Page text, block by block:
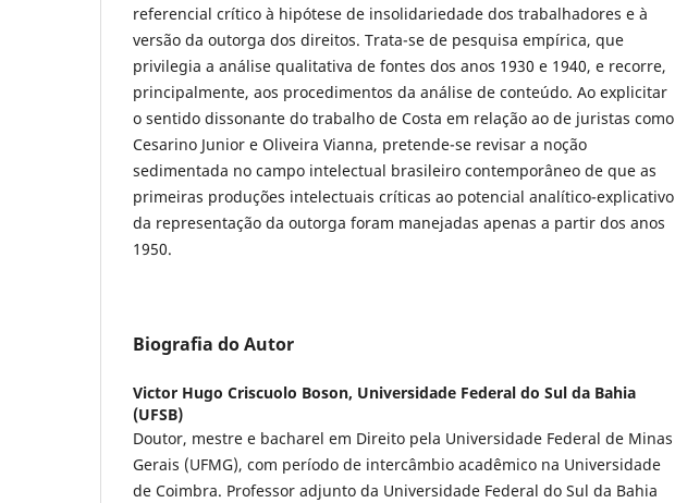
referencial crítico à hipótese de insolidariedade dos trabalhadores e à
versão da outorga dos direitos. Trata-se de pesquisa empírica, que
privilegia a análise qualitativa de fontes dos anos 1930 e 1940, e recorre,
principalmente, aos procedimentos da análise de conteúdo. Ao explicitar
o sentido dissonante do trabalho de Costa em relação ao de juristas como
Cesarino Junior e Oliveira Vianna, pretende-se revisar a noção
sedimentada no campo intelectual brasileiro contemporâneo de que as
primeiras produções intelectuais críticas ao potencial analítico-explicativo
da representação da outorga foram manejadas apenas a partir dos anos
1950.
Biografia do Autor
Victor Hugo Criscuolo Boson, Universidade Federal do Sul da Bahia
(UFSB)
Doutor, mestre e bacharel em Direito pela Universidade Federal de Minas
Gerais (UFMG), com período de intercâmbio acadêmico na Universidade
de Coimbra. Professor adjunto da Universidade Federal do Sul da Bahia